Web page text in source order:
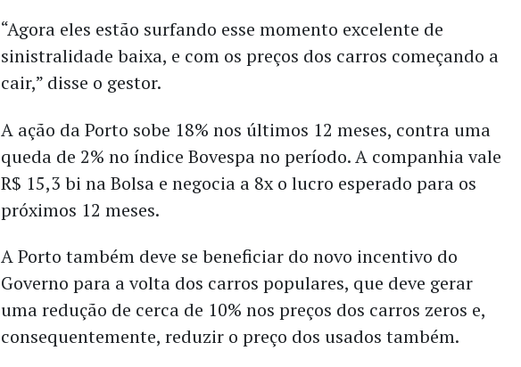
“Agora eles estão surfando esse momento excelente de
sinistralidade baixa, e com os preços dos carros começando a
cair,” disse o gestor.
A ação da Porto sobe 18% nos últimos 12 meses, contra uma
queda de 2% no índice Bovespa no período. A companhia vale
R$ 15,3 bi na Bolsa e negocia a 8x o lucro esperado para os
próximos 12 meses.
A Porto também deve se beneficiar do novo incentivo do
Governo para a volta dos carros populares, que deve gerar
uma redução de cerca de 10% nos preços dos carros zeros e,
consequentemente, reduzir o preço dos usados também.